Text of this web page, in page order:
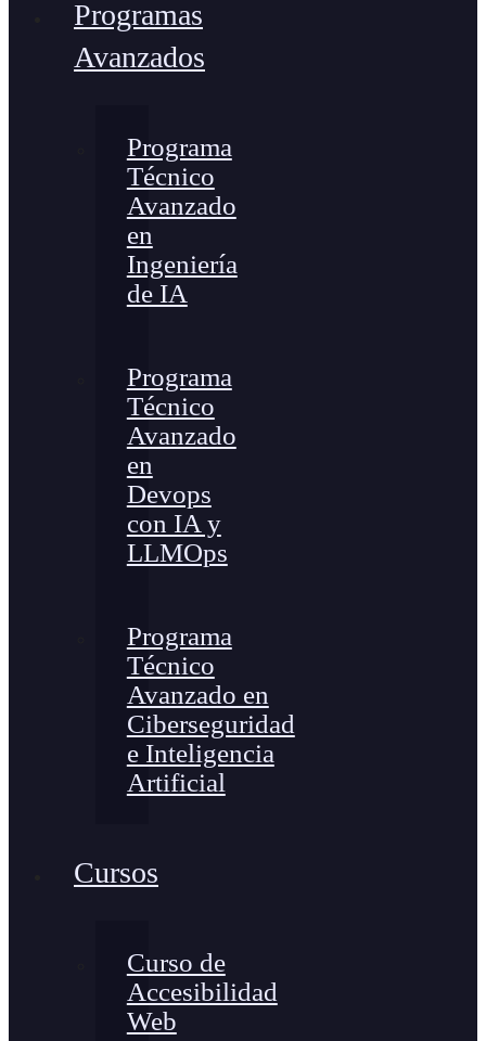
Programas
Avanzados
Programa
Técnico
Avanzado
en
Ingeniería
de IA
Programa
Técnico
Avanzado
en
Devops
con IA y
LLMOps
Programa
Técnico
Avanzado en
Ciberseguridad
e Inteligencia
Artificial
Cursos
Curso de
Accesibilidad
Web